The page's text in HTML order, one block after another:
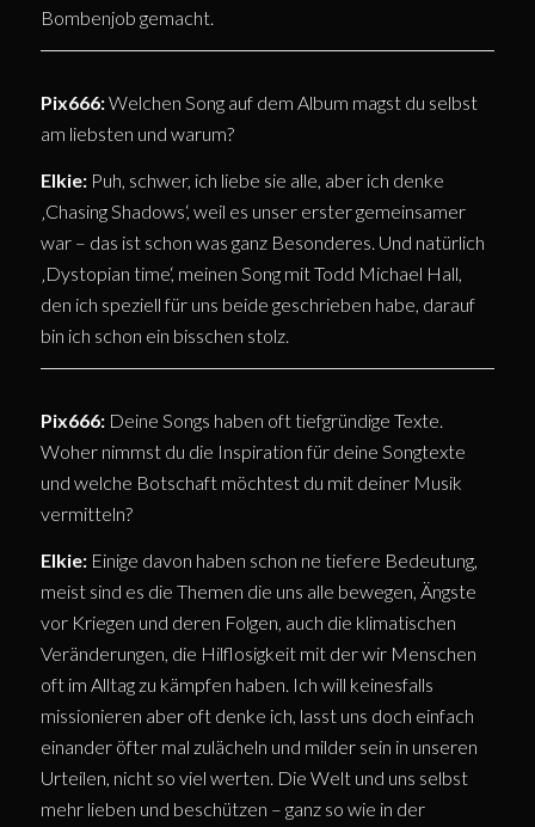
Bombenjob gemacht.
Pix666:Welchen Song auf dem Album magst du selbst
am liebsten und warum?
Elkie: Puh, schwer, ich liebe sie alle, aber ich denke
‚Chasing Shadows‘, weil es unser erster gemeinsamer
war – das ist schon was ganz Besonderes. Und natürlich
‚Dystopian time‘, meinen Song mit Todd Michael Hall,
den ich speziell für uns beide geschrieben habe, darauf
bin ich schon ein bisschen stolz.
Pix666:Deine Songs haben oft tiefgründige Texte.
Woher nimmst du die Inspiration für deine Songtexte
und welche Botschaft möchtest du mit deiner Musik
vermitteln?
Elkie: Einige davon haben schon ne tiefere Bedeutung,
meist sind es die Themen die uns alle bewegen, Ängste
vor Kriegen und deren Folgen, auch die klimatischen
Veränderungen, die Hilflosigkeit mit der wir Menschen
oft im Alltag zu kämpfen haben. Ich will keinesfalls
missionieren aber oft denke ich, lasst uns doch einfach
einander öfter mal zulächeln und milder sein in unseren
Urteilen, nicht so viel werten. Die Welt und uns selbst
mehr lieben und beschützen – ganz so wie in der